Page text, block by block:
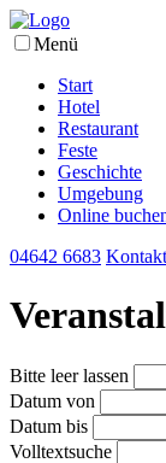
Menü
Start
Hotel
Restaurant
Feste
Geschichte
Umgebung
Online
04642 6683 Kontakt
Bitte leer lassen
Datum von
Datum bis
Volltextsuche